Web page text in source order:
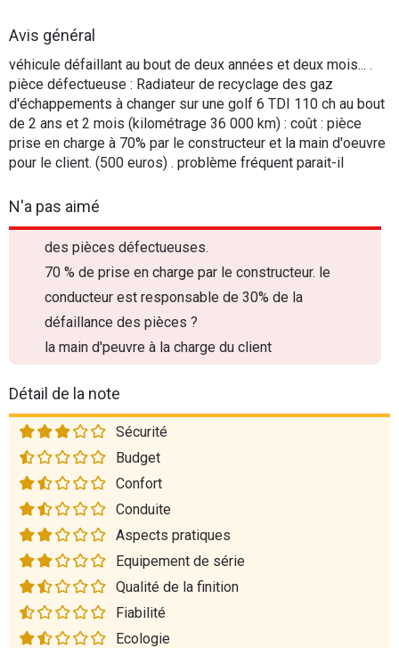
Flottes
Services
Forum
Marques
Avis général
véhicule défaillant au bout de deux années et deux mois... .
pièce défectueuse : Radiateur de recyclage des gaz
d'échappements à changer sur une golf 6 TDI 110 ch au bout
de 2 ans et 2 mois (kilométrage 36 000 km) : coût : pièce
prise en charge à 70% par le constructeur et la main d'oeuvre
pour le client. (500 euros) . problème fréquent parait-il
N'a pas aimé
des pièces défectueuses.
70 % de prise en charge par le constructeur. le
conducteur est responsable de 30% de la
défaillance des pièces ?
la main d'peuvre à la charge du client
Détail de la note
Sécurité
Budget
Confort
Conduite
Aspects pratiques
Equipement de série
Qualité de la finition
Fiabilité
Ecologie